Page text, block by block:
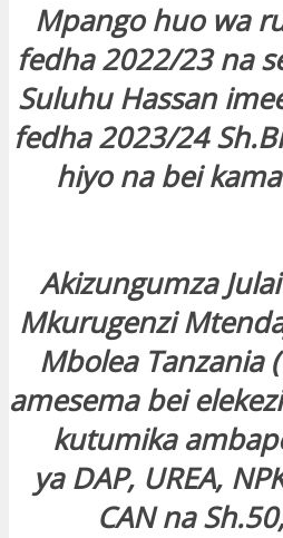
Mpango huo wa
fedha 2022/23 na
Suluhu Hassan
fedha 2023/24
hiyo na bei
Akizungumza
Mkurugenzi
Mbolea Tanzania
amesema bei
kutumika
ya DAP, UREA,
CAN na